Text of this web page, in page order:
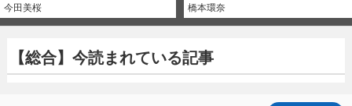
今田美桜 橋本環奈
【総合】今読まれている記事